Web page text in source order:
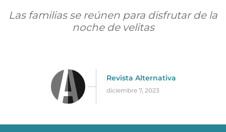
Las familias se reúnen para disfrutar de la
noche de velitas
Revista Alternativa
diciembre 7, 2023